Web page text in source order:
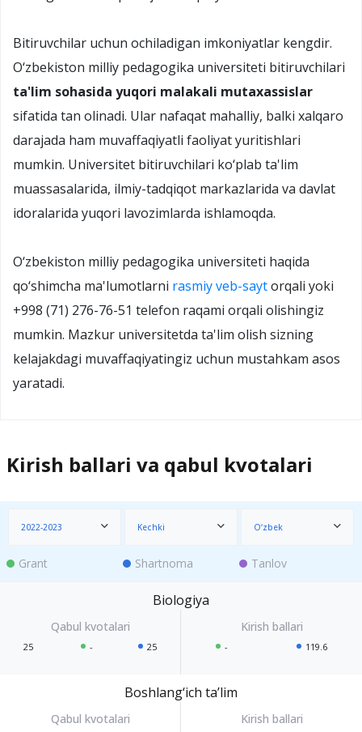
Bitiruvchilar uchun ochiladigan imkoniyatlar kengdir.
O‘zbekiston milliy pedagogika universiteti bitiruvchilari
ta'lim sohasida yuqori malakali mutaxassislar
sifatida tan olinadi. Ular nafaqat mahalliy, balki xalqaro
darajada ham muvaffaqiyatli faoliyat yuritishlari
mumkin. Universitet bitiruvchilari ko‘plab ta'lim
muassasalarida, ilmiy-tadqiqot markazlarida va davlat
idoralarida yuqori lavozimlarda ishlamoqda.
O‘zbekiston milliy pedagogika universiteti haqida
qo‘shimcha ma'lumotlarni rasmiy veb-saytorqali yoki
+998 (71) 276-76-51 telefon raqami orqali olishingiz
mumkin. Mazkur universitetda ta'lim olish sizning
kelajakdagi muvaffaqiyatingiz uchun mustahkam asos
yaratadi.
Kirish ballari va qabul kvotalari
2022-2023 Kechki O‘zbek
Grant Shartnoma Tanlov
Biologiya
25 - 25 - 119.6
Boshlang‘ich ta’lim